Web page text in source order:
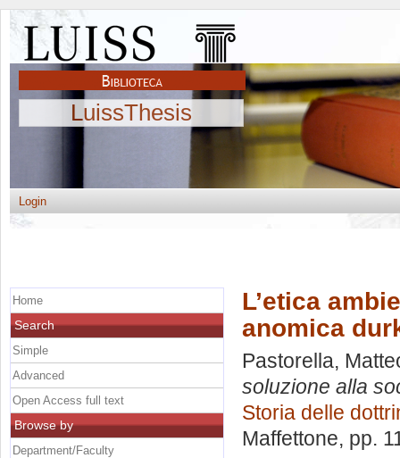
LuissThesis
Login
L’etica
anomica
Pastorella,
soluzione alla
Storia delle
Maffettone, pp.
Home
Search
Simple
Advanced
Open Access full text
Browse by
Department/Faculty